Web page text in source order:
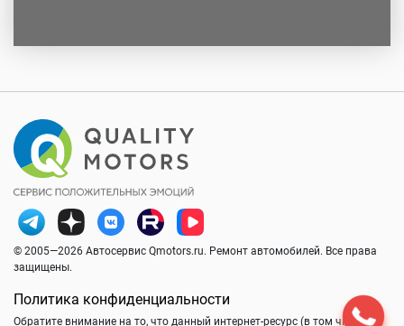
© 2005—2026 Автосервис Qmotors.ru. Ремонт автомобилей. Все права
защищены.
Политика конфиденциальности
Обратите внимание на то, что данный интернет-ресурс (в том числе